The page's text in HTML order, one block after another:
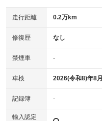
走行距離 0.2万km
修復歴 なし
禁煙車 -
車検 2026(令和8)年8月
記録簿 -
輸入認定